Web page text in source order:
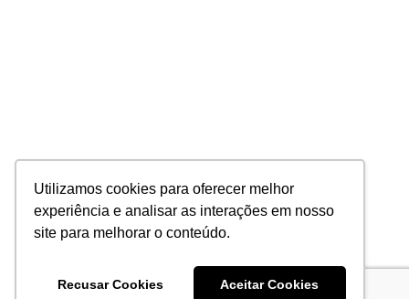
Utilizamos cookies para oferecer melhor
experiência e analisar as interações em nosso
site para melhorar o conteúdo.
Recusar Cookies Aceitar Cookies